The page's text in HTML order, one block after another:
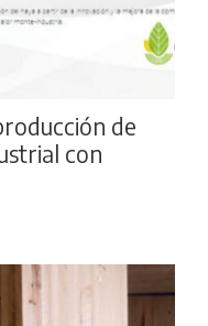
de
con